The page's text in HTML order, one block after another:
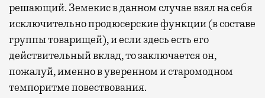
решающий. Земекис в данном случае взял на себя
исключительно продюсерские функции (в составе
группы товарищей), и если здесь есть его
действительный вклад, то заключается он,
пожалуй, именно в уверенном и старомодном
темпоритме повествования.